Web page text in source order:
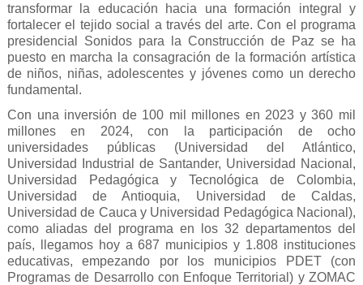
transformar la educación hacia una formación integral y
fortalecer el tejido social a través del arte. Con el programa
presidencial Sonidos para la Construcción de Paz se ha
puesto en marcha la consagración de la formación artística
de niños, niñas, adolescentes y jóvenes como un derecho
fundamental.
Con una inversión de 100 mil millones en 2023 y 360 mil
millones en 2024, con la participación de ocho
universidades públicas (Universidad del Atlántico,
Universidad Industrial de Santander, Universidad Nacional,
Universidad Pedagógica y Tecnológica de Colombia,
Universidad de Antioquia, Universidad de Caldas,
Universidad de Cauca y Universidad Pedagógica Nacional),
como aliadas del programa en los 32 departamentos del
país, llegamos hoy a 687 municipios y 1.808 instituciones
educativas, empezando por los municipios PDET (con
Programas de Desarrollo con Enfoque Territorial) y ZOMAC